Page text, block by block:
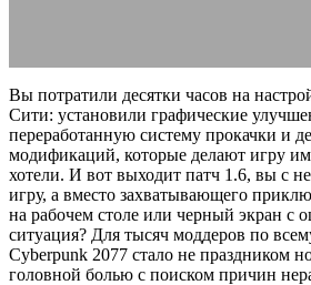
Вы потратили десятки часов на
Сити: установили графические
переработанную систему прокачки и
модификаций, которые делают игру
хотели. И вот выходит патч 1.6, вы с
игру, а вместо захватывающего
на рабочем столе или черный экран с
ситуация? Для тысяч моддеров по
Cyberpunk 2077 стало не праздником
головной болью с поиском причин